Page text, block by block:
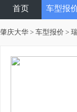
首页 车型报
肇庆大华 > 车型报价 >